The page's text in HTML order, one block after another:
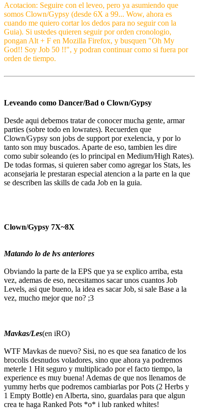
Acotacion: Seguire con el leveo, pero ya asumiendo que
somos Clown/Gypsy (desde 6X a 99... Wow, ahora es
cuando me quiero cortar los dedos para no seguir con la
Guia). Si ustedes quieren seguir por orden cronologio,
pongan Alt + F en Mozilla Firefox, y busquen "Oh My
God!! Soy Job 50 !!", y podran continuar como si fuera por
orden de tiempo.
Leveando como Dancer/Bad o Clown/Gypsy
Desde aqui debemos tratar de conocer mucha gente, armar
parties (sobre todo en lowrates). Recuerden que
Clown/Gypsy son jobs de support por exelencia, y por lo
tanto son muy buscados. Aparte de eso, tambien les dire
como subir soleando (es lo principal en Medium/High Rates).
De todas formas, si quieren saber como agregar los Stats, les
aconsejaria le prestaran especial atencion a la parte en la que
se describen las skills de cada Job en la guia.
Clown/Gypsy 7X~8X
Matando lo de lvs anteriores
Obviando la parte de la EPS que ya se explico arriba, esta
vez, ademas de eso, necesitamos sacar unos cuantos Job
Levels, asi que bueno, la idea es sacar Job, si sale Base a la
vez, mucho mejor que no? ;3
Mavkas/Les(en iRO)
WTF Mavkas de nuevo? Sisi, no es que sea fanatico de los
brocolis desnudos voladores, sino que ahora ya podremos
meterle 1 Hit seguro y multiplicado por el facto tiempo, la
experience es muy buena! Ademas de que nos llenamos de
yummy herbs que podremos cambiarlas por Pots (2 Herbs y
1 Empty Bottle) en Alberta, sino, guardalas para que algun
crea te haga Ranked Pots *o* i lub ranked whites!